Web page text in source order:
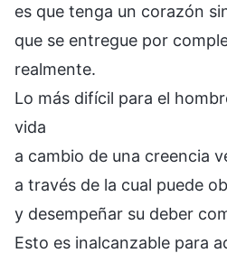
es que tenga un corazón
que se entregue por
realmente.
Lo más difícil para el
vida
a cambio de una creencia
a través de la cual puede
y desempeñar su deber
Esto es inalcanzable para